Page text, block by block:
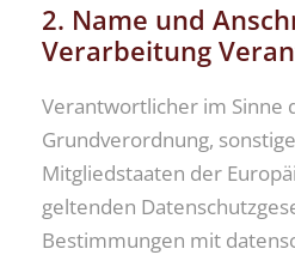
2. Name und
Verarbeitung
Verantwortlicher im Sinne
Grundverordnung,
Mitgliedstaaten der
geltenden
Bestimmungen mit